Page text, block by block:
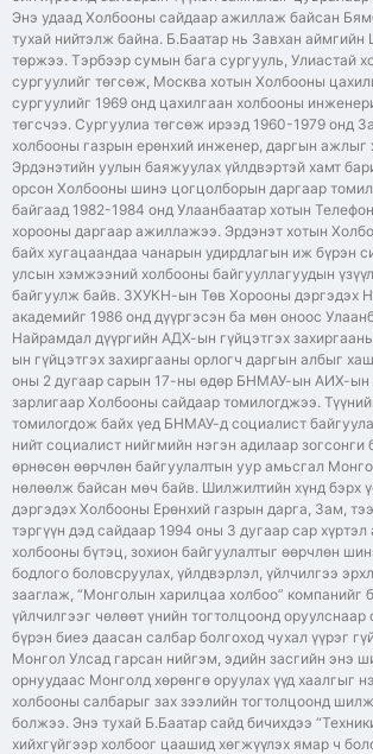
Энэ удаад Холбооны сайдаар ажиллаж байсан
тухай нийтэлж байна. Б.Баатар нь Завхан аймгийн
төржээ. Тэрбээр сумын бага сургууль, Улиастай
сургуулийг төгсөж, Москва хотын Холбооны
сургуулийг 1969 онд цахилгаан холбооны
төгсчээ. Сургуулиа төгсөж ирээд 1960-1979 онд
холбооны газрын ерөнхий инженер, даргын ажлыг
Эрдэнэтийн уулын баяжуулах үйлдвэртэй хамт
орсон Холбооны шинэ цогцолборын даргаар
байгаад 1982-1984 онд Улаанбаатар хотын
хорооны даргаар ажиллажээ. Эрдэнэт хотын
байх хугацаандаа чанарын удирдлагын иж бүрэн
улсын хэмжээний холбооны байгууллагуудын
байгуулж байв. ЗХУКН-ын Төв Хорооны дэргэдэх
академийг 1986 онд дүүргэсэн ба мөн оноос
Найрамдал дүүргийн АДХ-ын гүйцэтгэх
ын гүйцэтгэх захиргааны орлогч даргын албыг
оны 2 дугаар сарын 17-ны өдөр БНМАУ-ын АИХ-ын
зарлигаар Холбооны сайдаар томилогджээ.
томилогдож байх үед БНМАУ-д социалист
нийт социалист нийгмийн нэгэн адилаар
өрнөсөн өөрчлөн байгуулалтын уур амьсгал
нөлөөлж байсан мөч байв. Шилжилтийн хүнд бэрх
дэргэдэх Холбооны Ерөнхий газрын дарга, Зам,
тэргүүн дэд сайдаар 1994 оны 3 дугаар сар
холбооны бүтэц, зохион байгуулалтыг өөрчлөн
бодлого боловсруулах, үйлдвэрлэл, үйлчилгээ
зааглаж, “Монголын харилцаа холбоо” компанийг
үйлчилгээг чөлөөт үнийн тогтолцоонд оруулснаар
бүрэн биеэ даасан салбар болгоход чухал үүрэг
Монгол Улсад гарсан нийгэм, эдийн засгийн энэ
орнуудаас Монголд хөрөнгө оруулах үүд хаалгыг
холбооны салбарыг зах зээлийн тогтолцоонд
болжээ. Энэ тухай Б.Баатар сайд бичихдээ
хийхгүйгээр холбоог цаашид хөгжүүлэх ямар ч